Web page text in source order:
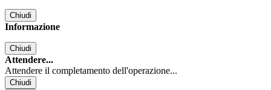
Chiudi
Informazione
Chiudi
Attendere...
Attendere il completamento dell'operazione...
Chiudi